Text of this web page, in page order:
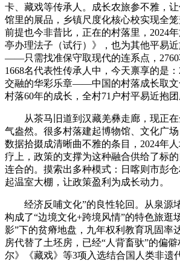
卡、藏戏等传承人。成长农旅参不雅，
馆里的展品，乡镇尺度化核心校实现全
前提也今非昔比，正在的村落里，2024
亭办理法子（试行）》，也为其他平易
——只需找准保守取现代的连系点，2760
1668名代表性传承人中，今天禀享的是
交融的华彩乐章——中国的村落成长取文
村落60年的成长，全村71户村平易近抱团
从茶马旧道到汉藏羌彝走廊，现正在
气盎然。很多村落建起博物馆、文化广场
数据拾掇成清晰曲不雅的条目，2024年
疗上，政策的支撑为这种融合供给了标
连合的。摸索出多种模式：日喀则市彭
起温室大棚，让政策盈利为成长动力。
经济反哺文化”的良性轮回。从泉源堵
构成了“边境文化+跨境风情”的特色旅逛
影”下的贫瘠地盘，九年权利教育巩固率
房代替了土坯房，已经“人背畜驮”的偏僻
尔》《藏戏》等3项入选结合国人类非遗